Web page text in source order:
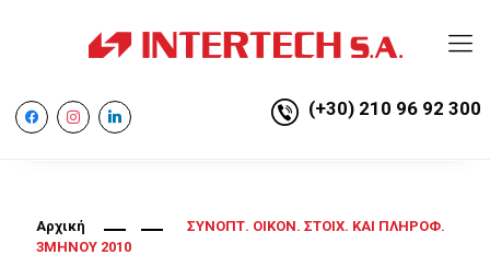
facebookinstagramlinkedin (+30) 210 96 92 300
Αρχική
ΣΥΝΟΠΤ. ΟΙΚΟΝ. ΣΤΟΙΧ. ΚΑΙ ΠΛΗΡΟΦ.
3ΜΗΝΟΥ 2010